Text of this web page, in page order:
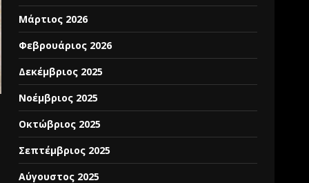
Μάρτιος 2026
Φεβρουάριος 2026
Δεκέμβριος 2025
Νοέμβριος 2025
Οκτώβριος 2025
Σεπτέμβριος 2025
Αύγουστος 2025